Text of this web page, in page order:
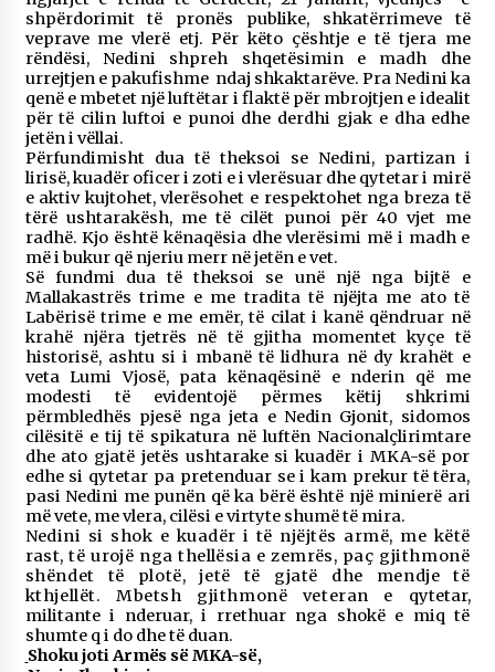
shpërdorimit të pronës publike, shkatërrimeve të
veprave me vlerë etj. Për këto çështje e të tjera me
rëndësi, Nedini shpreh shqetësimin e madh dhe
urrejtjen e pakufishme ndaj shkaktarëve. Pra Nedini ka
qenë e mbetet një luftëtar i flaktë për mbrojtjen e idealit
për të cilin luftoi e punoi dhe derdhi gjak e dha edhe
jetën i vëllai.
Përfundimisht dua të theksoi se Nedini, partizan i
lirisë, kuadër oficer i zoti e i vlerësuar dhe qytetar i mirë
e aktiv kujtohet, vlerësohet e respektohet nga breza të
tërë ushtarakësh, me të cilët punoi për 40 vjet me
radhë. Kjo është kënaqësia dhe vlerësimi më i madh e
më i bukur që njeriu merr në jetën e vet.
Së fundmi dua të theksoi se unë një nga bijtë e
Mallakastrës trime e me tradita të njëjta me ato të
Labërisë trime e me emër, të cilat i kanë qëndruar në
krahë njëra tjetrës në të gjitha momentet kyçe të
historisë, ashtu si i mbanë të lidhura në dy krahët e
veta Lumi Vjosë, pata kënaqësinë e nderin që me
modesti të evidentojë përmes këtij shkrimi
përmbledhës pjesë nga jeta e Nedin Gjonit, sidomos
cilësitë e tij të spikatura në luftën Nacionalçlirimtare
dhe ato gjatë jetës ushtarake si kuadër i MKA-së por
edhe si qytetar pa pretenduar se i kam prekur të tëra,
pasi Nedini me punën që ka bërë është një minierë ari
më vete, me vlera, cilësi e virtyte shumë të mira.
Nedini si shok e kuadër i të njëjtës armë, me këtë
rast, të urojë nga thellësia e zemrës, paç gjithmonë
shëndet të plotë, jetë të gjatë dhe mendje të
kthjellët. Mbetsh gjithmonë veteran e qytetar,
militante i nderuar, i rrethuar nga shokë e miq të
shumte q i do dhe të duan.
Shoku joti Armës së MKA-së,